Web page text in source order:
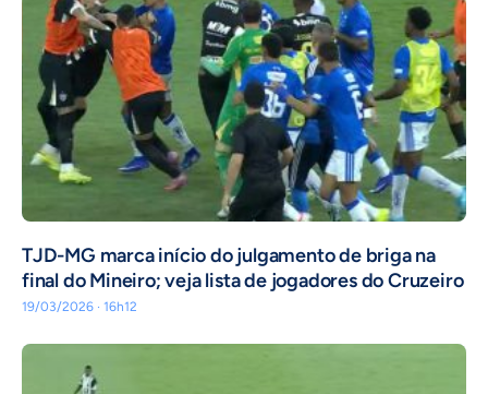
TJD-MG marca início do julgamento de briga na
final do Mineiro; veja lista de jogadores do Cruzeiro
19/03/2026 · 16h12